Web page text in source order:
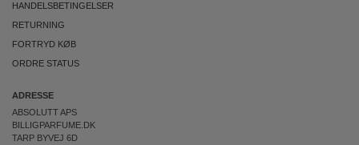
HANDELSBETINGELSER
RETURNING
FORTRYD KØB
ORDRE STATUS
ADRESSE
ABSOLUTT APS
BILLIGPARFUME.DK
TARP BYVEJ 6D